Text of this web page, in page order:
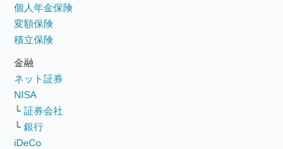
個人年金保険
変額保険
積立保険
金融
ネット証券
NISA
└ 証券会社
└ 銀行
iDeCo